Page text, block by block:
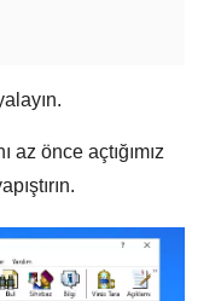
az önce açtığımız